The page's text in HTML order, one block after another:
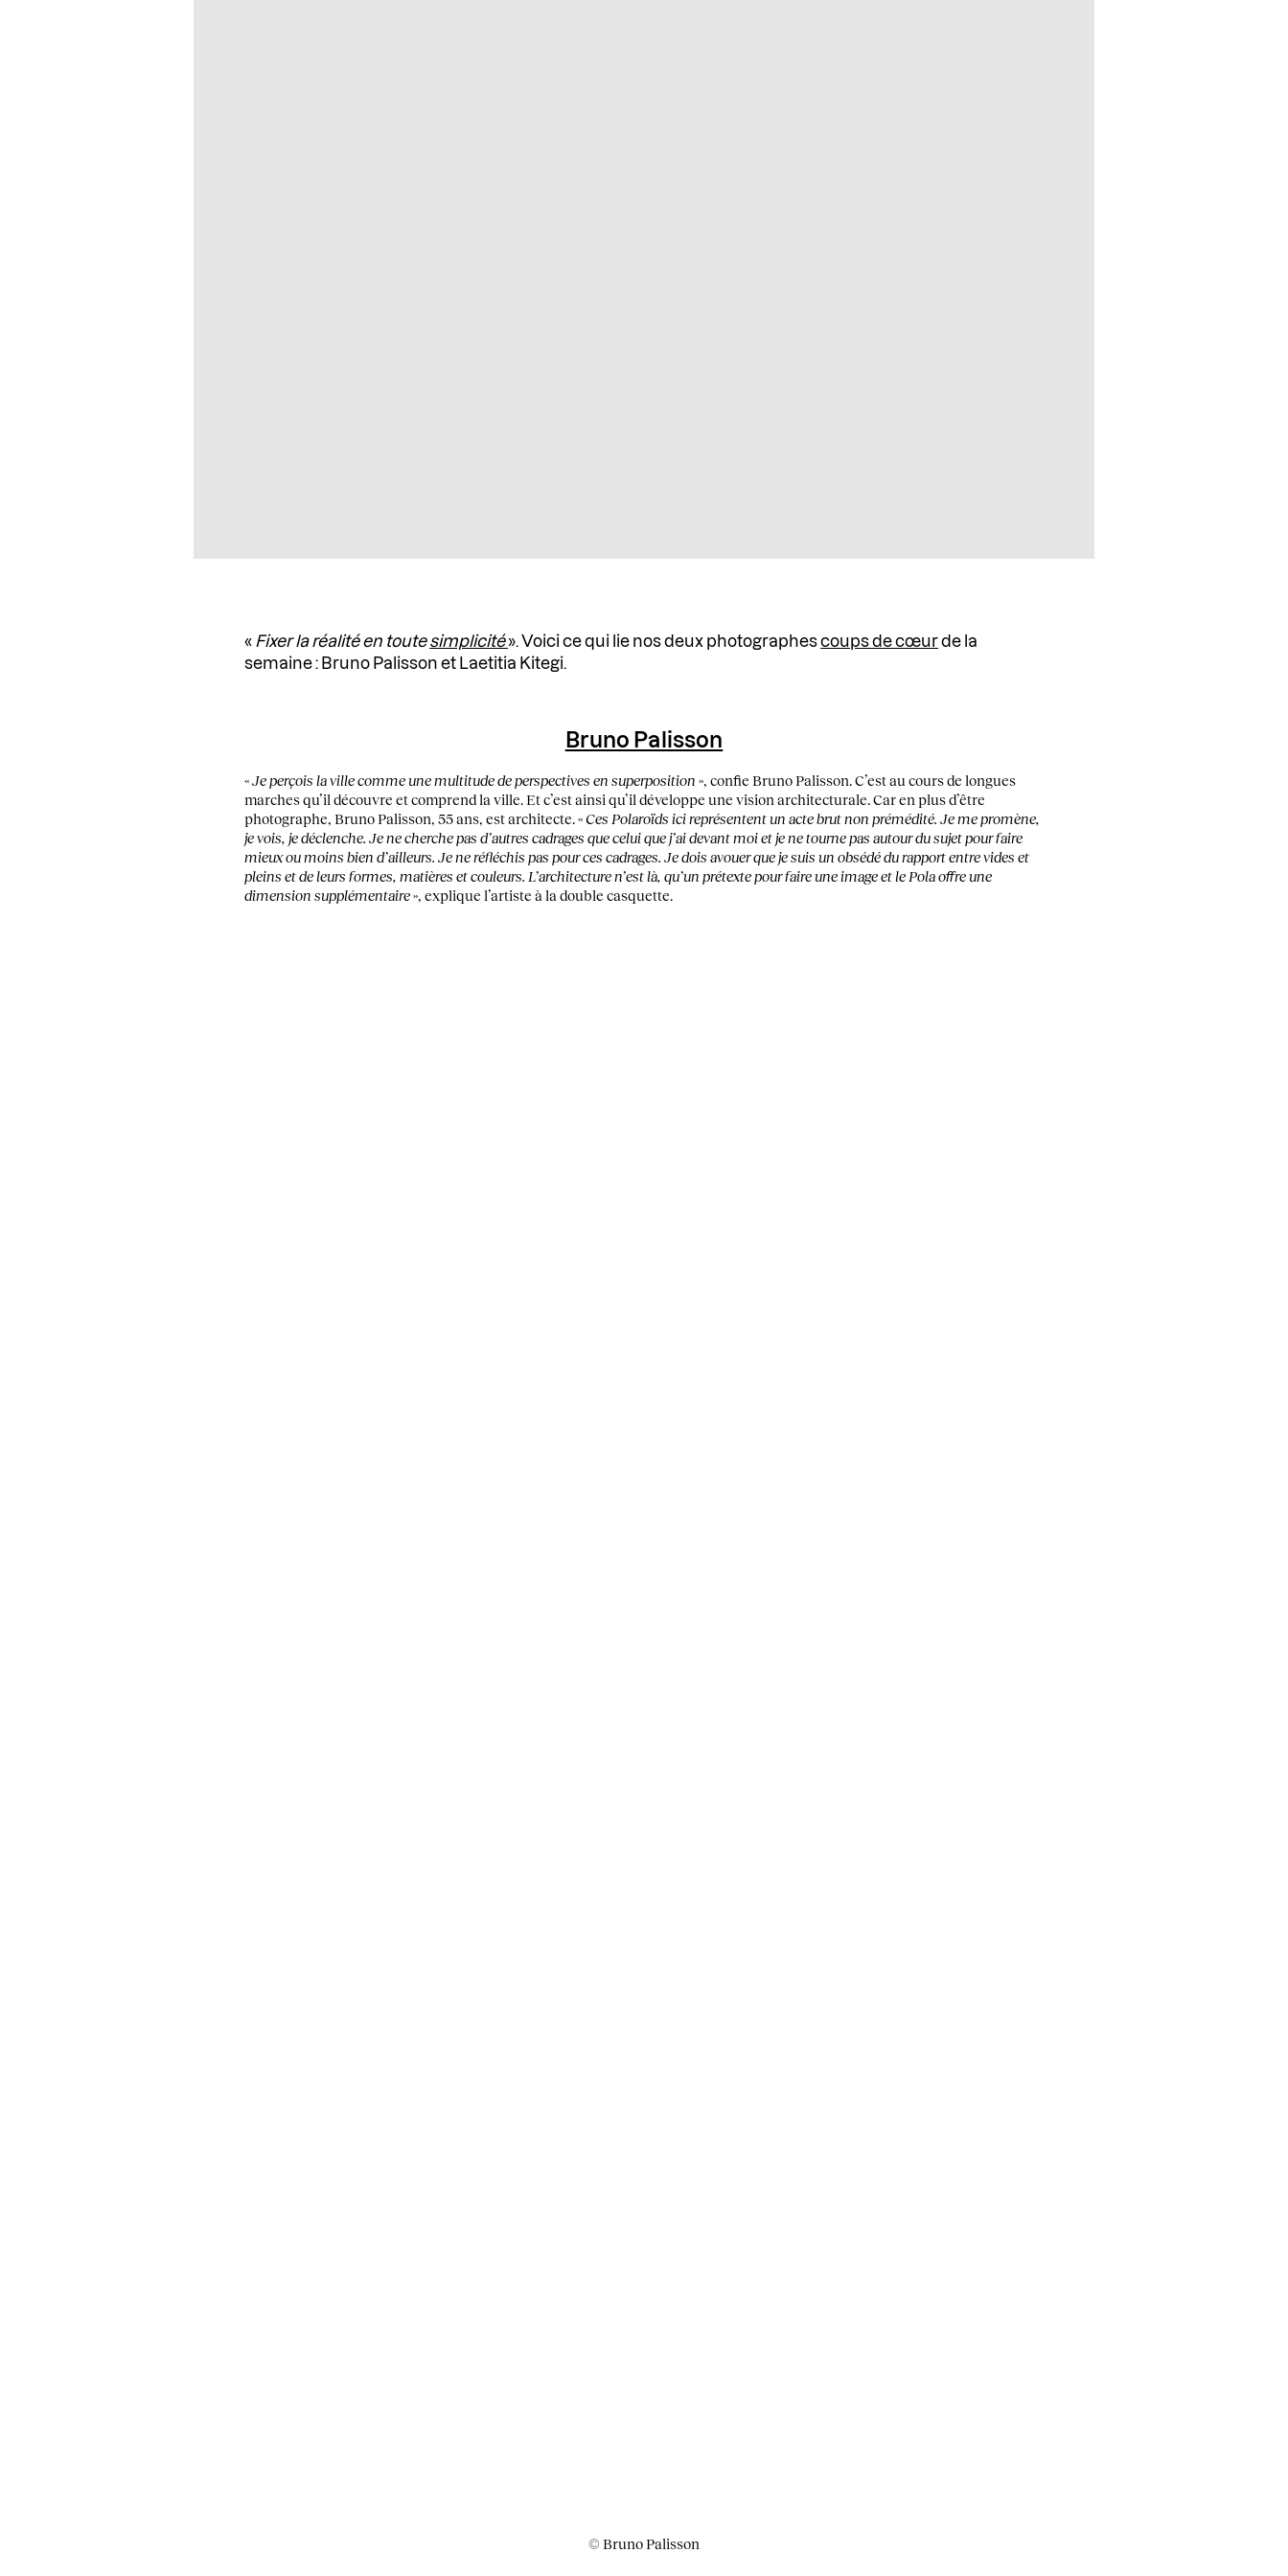
« Fixer la réalité en toutesimplicité». Voici ce qui lie nos deux photographescoups de cœurde la
semaine : Bruno Palisson et Laetitia Kitegi.
Bruno Palisson
«Je perçois la ville comme une multitude de perspectives en superposition », confie Bruno Palisson. C’est au cours de longues
marches qu’il découvre et comprend la ville. Et c’est ainsi qu’il développe une vision architecturale. Car en plus d’être
photographe, Bruno Palisson, 55 ans, est architecte. «Ces Polaroïds ici représentent un acte brut non prémédité. Je me promène,
je vois, je déclenche. Je ne cherche pas d’autres cadrages que celui que j’ai devant moi et je ne tourne pas autour du sujet pour faire
mieux ou moins bien d’ailleurs. Je ne réfléchis pas pour ces cadrages. Je dois avouer que je suis un obsédé du rapport entre vides et
pleins et de leurs formes, matières et couleurs. L’architecture n’est là, qu’un prétexte pour faire une image et le Pola offre une
dimension supplémentaire», explique l’artiste à la double casquette.
© Bruno Palisson